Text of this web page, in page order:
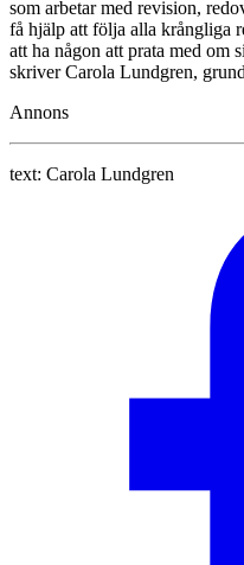
som arbetar med revision,
få hjälp att följa alla krångliga
att ha någon att prata med om
skriver Carola Lundgren,
Annons
text: Carola Lundgren